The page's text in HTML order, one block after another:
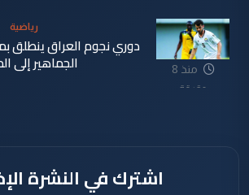
منذ 8
دقيقة
رياضية
دوري نجوم العراق ينطلق
الجماهير إلى
اشترك في النشرة